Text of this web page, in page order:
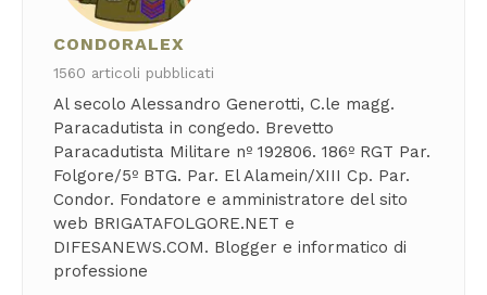
CONDORALEX
1560 articoli pubblicati
Al secolo Alessandro Generotti, C.le magg.
Paracadutista in congedo. Brevetto
Paracadutista Militare nº 192806. 186º RGT Par.
Folgore/5º BTG. Par. El Alamein/XIII Cp. Par.
Condor. Fondatore e amministratore del sito
web BRIGATAFOLGORE.NET e
DIFESANEWS.COM. Blogger e informatico di
professione